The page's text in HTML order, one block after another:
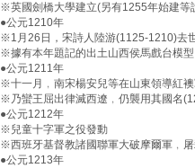
※英國劍橋大學建立(另有1255年始建等
●公元1210年
※1月26日，宋詩人陸游(1125-1210)去
※據有本年題記的出土山西侯馬戲台模
●公元1211年
※十一月﹐南宋楊安兒等在山東領導紅
※乃蠻王屈出律滅西遼﹐仍襲用其國名
●公元1212年
※兒童十字軍之役發動
※西班牙基督教諸國聯軍大破摩爾軍﹐
●公元1213年